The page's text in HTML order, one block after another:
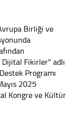
Birliği ve
Fikirler" adlı
Programı
2025
Kongre ve Kültür